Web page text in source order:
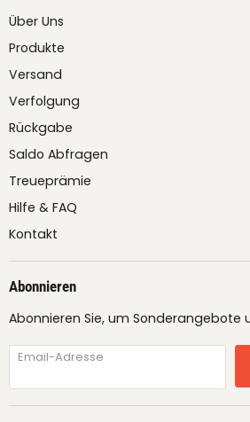
Über Uns
Produkte
Versand
Verfolgung
Rückgabe
Saldo Abfragen
Treueprämie
Hilfe & FAQ
Kontakt
Abonnieren
Abonnieren Sie, um Sonderangebote
Email-Adresse